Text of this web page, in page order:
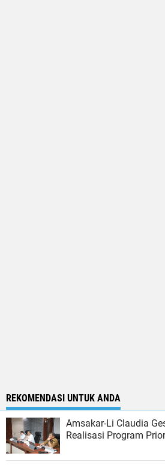
REKOMENDASI UNTUK ANDA
Amsakar-Li Claudia
Realisasi Program